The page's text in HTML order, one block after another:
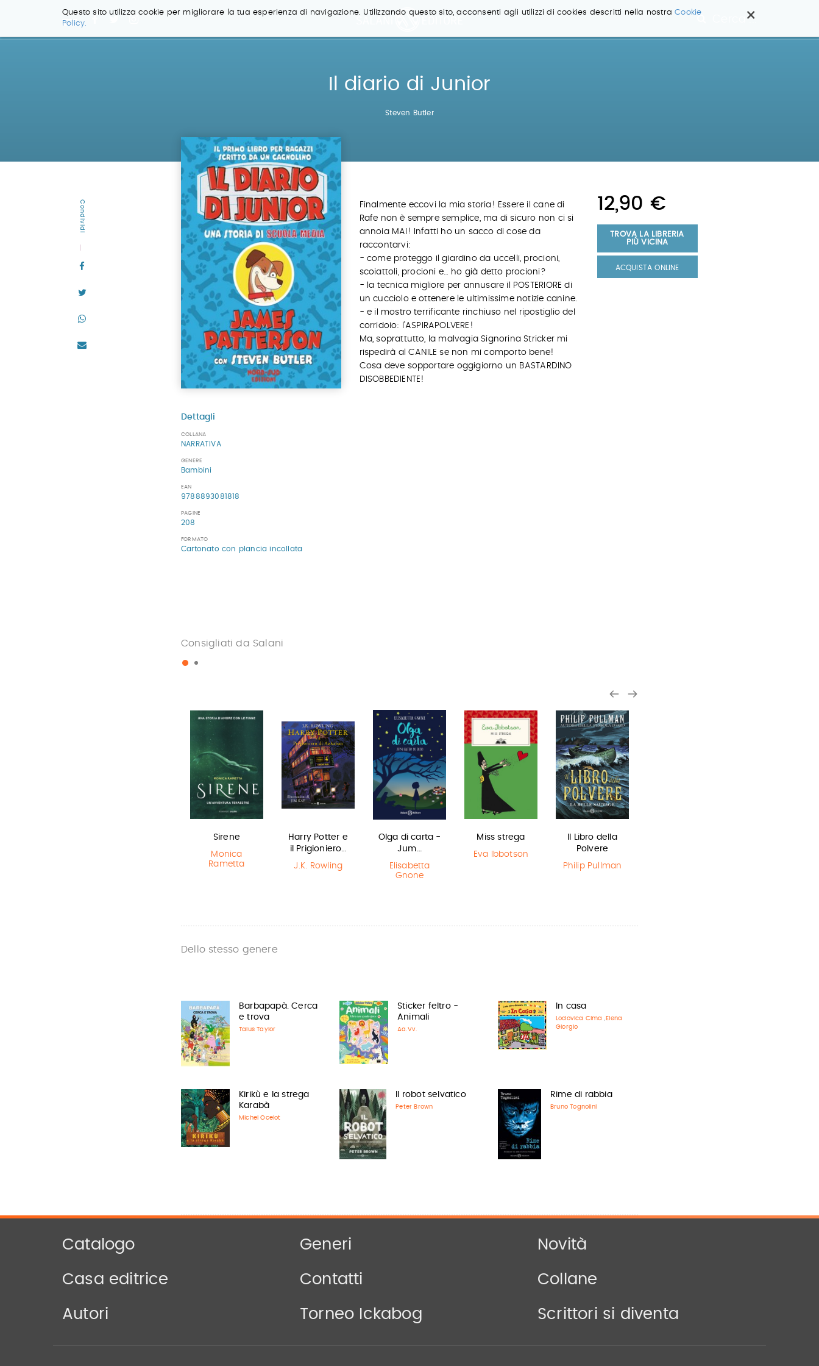
×
Questo sito utilizza cookie per migliorare la tua esperienza di navigazione. Utilizzando questo sito, acconsenti agli utilizzi di cookies descritti nella nostraCookie
Policy.
Cerca ...
Il diario di Junior
Steven Butler
Condividi
Dettagli
COLLANA
NARRATIVA
GENERE
Bambini
EAN
9788893081818
PAGINE
208
FORMATO
Cartonato con plancia incollata
Finalmente eccovi la mia storia! Essere il cane di
Rafe non è sempre semplice, ma di sicuro non ci si
annoia MAI! Infatti ho un sacco di cose da
raccontarvi:
- come proteggo il giardino da uccelli, procioni,
scoiattoli, procioni e… ho già detto procioni?
- la tecnica migliore per annusare il POSTERIORE di
un cucciolo e ottenere le ultimissime notizie canine.
- e il mostro terrificante rinchiuso nel ripostiglio del
corridoio: l’ASPIRAPOLVERE!
Ma, soprattutto, la malvagia Signorina Stricker mi
rispedirà al CANILE se non mi comporto bene!
Cosa deve sopportare oggigiorno un BASTARDINO
DISOBBEDIENTE!
12,90 €
TROVA LA LIBRERIA
PIÙ VICINA
ACQUISTA ONLINE
Consigliati da Salani
Sirene
Monica
Rametta
Harry Potter e
il Prigioniero…
J.K. Rowling
Olga di carta -
Jum…
Elisabetta
Gnone
Miss strega
Eva Ibbotson
Il Libro della
Polvere
Philip Pullman
Dello stesso genere
Barbapapà. Cerca
e trova
Talus Taylor
Sticker feltro -
Animali
Aa.Vv.
In casa
Lodovica Cima , Elena
Giorgio
Kirikù e la strega
Karabà
Michel Ocelot
Il robot selvatico
Peter Brown
Rime di rabbia
Bruno Tognolini
Catalogo Generi Novità
Casa editrice Contatti Collane
Autori Torneo Ickabog Scrittori si diventa